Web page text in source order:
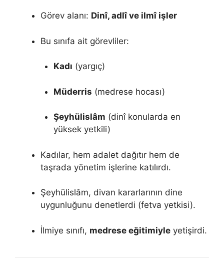
Görev alanı: Dinî, adlî ve ilmî işler
Bu sınıfa ait görevliler:
Kadı (yargıç)
Müderris (medrese hocası)
Şeyhülislâm (dinî konularda en
yüksek yetkili)
Kadılar, hem adalet dağıtır hem de
taşrada yönetim işlerine katılırdı.
Şeyhülislâm, divan kararlarının dine
uygunluğunu denetlerdi (fetva yetkisi).
İlmiye sınıfı, medrese eğitimiyle yetişirdi.